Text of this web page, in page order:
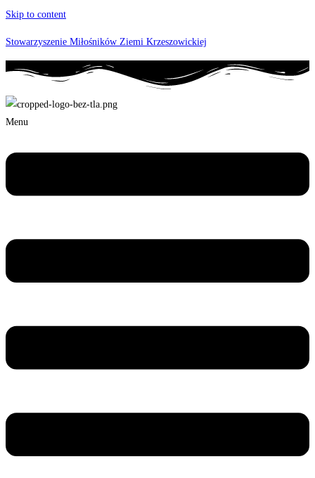
Skip to content
Stowarzyszenie Miłośników Ziemi Krzeszowickiej
Menu